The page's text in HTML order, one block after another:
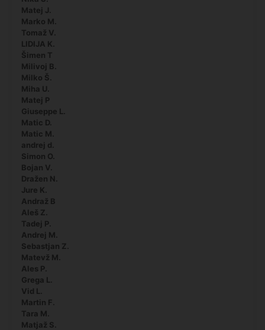
Matej J.
Marko M.
Tomaž V.
LIDIJA K.
Šimen T
Milivoj B.
Milko Š.
Miha U.
Matej P
Giuseppe L.
Matic D.
Matic M.
andrej d.
Simon O.
Bojan V.
Dražen N.
Jure K.
Andraž B
Aleš Z.
Tadej P.
Andrej M.
Sebastjan Z.
Matevž M.
Ales P.
Grega L.
Vid L.
Martin F.
Tara M.
Matjaž S.